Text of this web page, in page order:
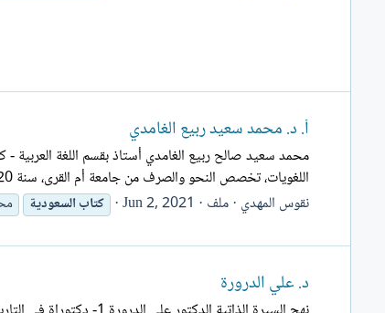
أ. د. محمد سعيد ربيع الغامدي
محمد سعيد صالح ربيع الغامدي أستاذ بقسم اللغة العربية -
اللغويات، تخصص النحو والصرف من جامعة أم القرى، سنة 1420هـ. أستاذ العلوم اللغوية المساعد في قسم اللغة العربية كلية...
نقوس المهدي ملف Jun 2, 2021 كتابالسعودية
د. علي الدرورة